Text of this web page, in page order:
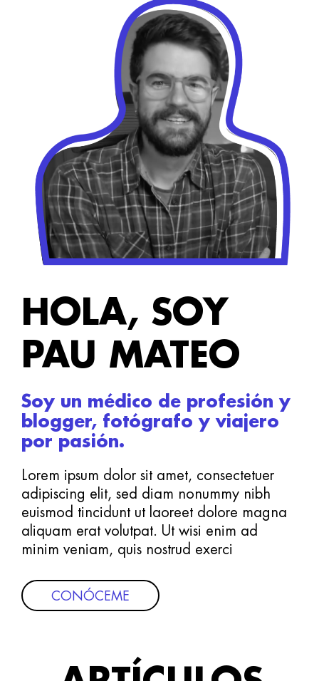
HOLA, SOY
PAU MATEO
Soy un médico de profesión y
blogger, fotógrafo y viajero
por pasión.
Lorem ipsum dolor sit amet, consectetuer
adipiscing elit, sed diam nonummy nibh
euismod tincidunt ut laoreet dolore magna
aliquam erat volutpat. Ut wisi enim ad
minim veniam, quis nostrud exerci
CONÓCEME